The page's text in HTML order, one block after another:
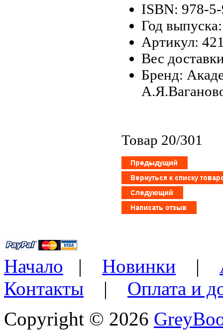
ISBN: 978-
Год
Артикул:
Вес
Бренд:
Товар 20/301
Начало | Новинки |
Контакты | Оплата и
Copyright © 2026